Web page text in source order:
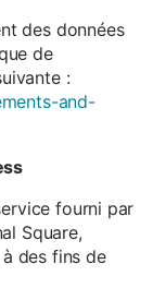
des données
de
:
and-
fourni par
Square,
des fins de